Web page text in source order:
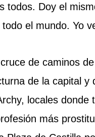
todos. Doy el
el mundo. Yo
de caminos
de la capital
locales
más